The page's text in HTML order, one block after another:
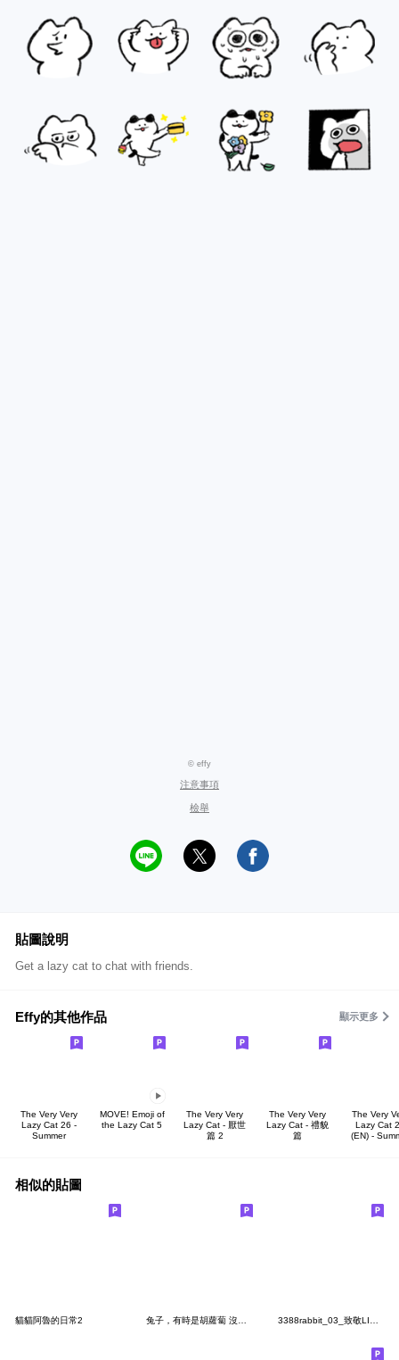
© effy
注意事項
檢舉
貼圖說明
Get a lazy cat to chat with friends.
Effy的其他作品 顯示更多
The Very Very
Lazy Cat 26 -
Summer
MOVE! Emoji of
the Lazy Cat 5
The Very Very
Lazy Cat - 厭世
篇 2
The Very Very
Lazy Cat - 禮貌
篇
The Very
Lazy Cat
(EN) -
相似的貼圖
貓貓阿魯的日常2 兔子，有時是胡蘿蔔 沒有寫信 3388rabbit_03_致敬LINE第一組貼圖